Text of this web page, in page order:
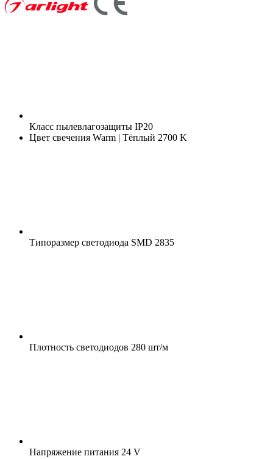
Класс пылевлагозащиты IP20
Цвет свечения Warm | Тёплый 2700 K
Типоразмер светодиода SMD 2835
Плотность светодиодов 280 шт/м
Напряжение питания 24 V